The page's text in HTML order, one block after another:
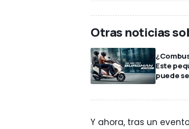
Otras noticias
Este
puede
Y ahora, tras un